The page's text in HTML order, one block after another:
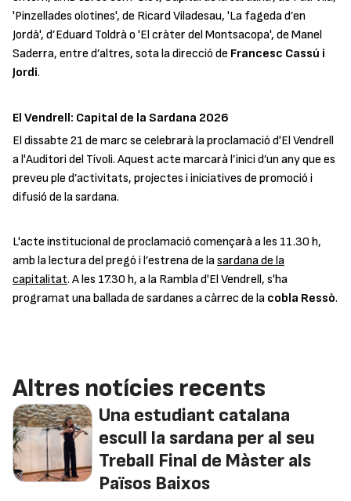
'Pinzellades olotines', de Ricard Viladesau, 'La fageda d’en
Jordà', d’Eduard Toldrà o 'El cràter del Montsacopa', de Manel
Saderra, entre d’altres, sota la direcció de Francesc Cassú i
Jordi.
El Vendrell: Capital de la Sardana 2026
El dissabte 21 de marc se celebrarà la proclamació d'El Vendrell
a l'Auditori del Tívoli. Aquest acte marcarà l’inici d’un any que es
preveu ple d’activitats, projectes i iniciatives de promoció i
difusió de la sardana.
L'acte institucional de proclamació començarà a les 11.30 h,
amb la lectura del pregó i l’estrena de lasardana de la
capitalitat. A les 17.30 h, a la Rambla d'El Vendrell, s'ha
programat una ballada de sardanes a càrrec de la cobla Ressò.
Altres notícies recents
Una estudiant catalana
escull la sardana per al seu
Treball Final de Màster als
Països Baixos